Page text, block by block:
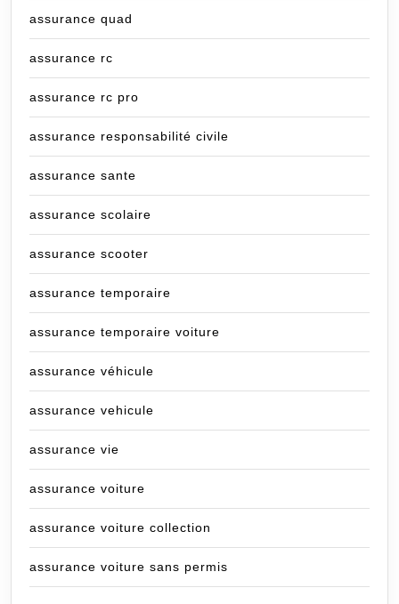
assurance quad
assurance rc
assurance rc pro
assurance responsabilité civile
assurance sante
assurance scolaire
assurance scooter
assurance temporaire
assurance temporaire voiture
assurance véhicule
assurance vehicule
assurance vie
assurance voiture
assurance voiture collection
assurance voiture sans permis